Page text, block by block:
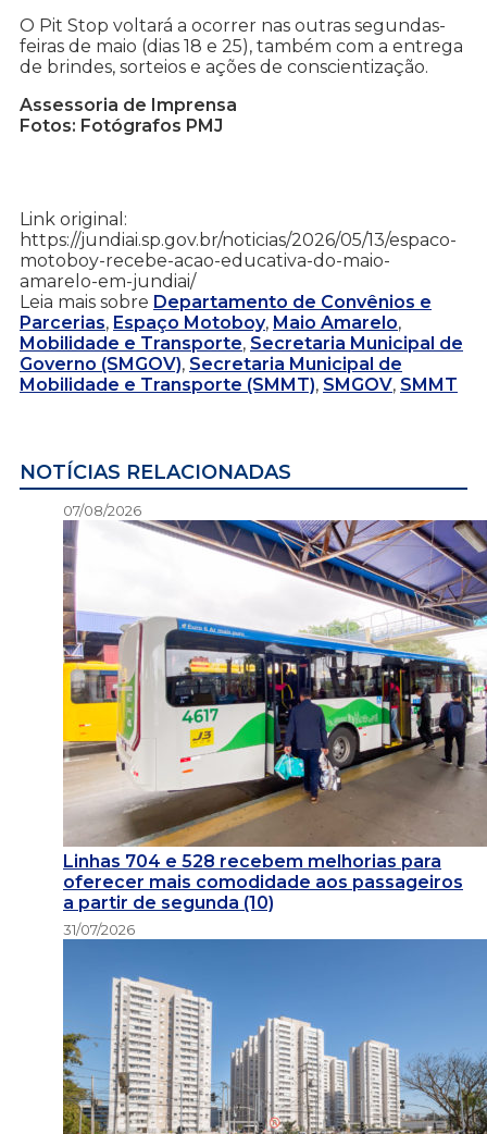
O Pit Stop voltará a ocorrer nas outras segundas-
feiras de maio (dias 18 e 25), também com a entrega
de brindes, sorteios e ações de conscientização.
Assessoria de Imprensa
Fotos: Fotógrafos PMJ
Link original:
https://jundiai.sp.gov.br/noticias/2026/05/13/espaco-
motoboy-recebe-acao-educativa-do-maio-
amarelo-em-jundiai/
Leia mais sobre Departamento de Convênios e
Parcerias, Espaço Motoboy, Maio Amarelo,
Mobilidade e Transporte, Secretaria Municipal de
Governo (SMGOV), Secretaria Municipal de
Mobilidade e Transporte (SMMT), SMGOV, SMMT
NOTÍCIAS RELACIONADAS
07/08/2026
Linhas 704 e 528 recebem melhorias para
oferecer mais comodidade aos passageiros
a partir de segunda (10)
31/07/2026